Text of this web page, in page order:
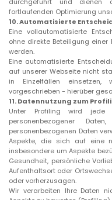
fortlaufenden Optimierung
10.Automatisierte
Eine vollautomatisierte
ohne direkte Beteiligung
werden.
Eine automatisierte
auf unserer Webseite nicht
in Einzelfällen
vorgeschrieben - hierüber
11.Datennutzung zum
Unter Profiling wird jede
personenbezogener
personenbezogenen Daten
Aspekte, die sich auf eine
insbesondere um Aspekte
Gesundheit, persönliche
Aufenthaltsort oder
oder vorherzusagen.
Wir verarbeiten Ihre Daten